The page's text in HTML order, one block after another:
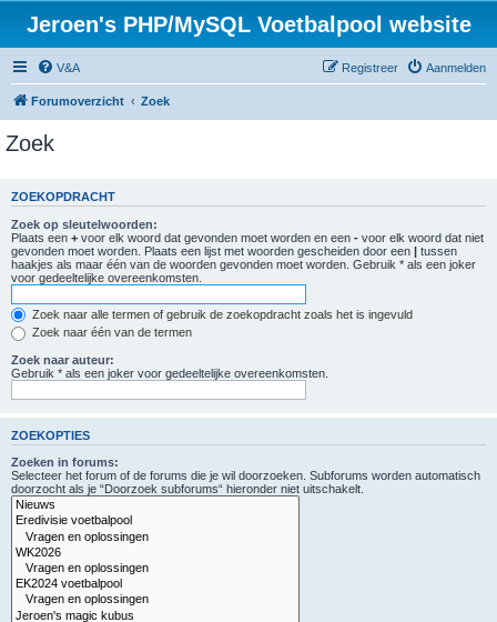
Jeroen's PHP/MySQL Voetbalpool website
V&A Aanmelden
Registreer
Forumoverzicht Zoek
Zoek
ZOEKOPDRACHT
Zoek op sleutelwoorden:
Plaats een + voor elk woord dat gevonden moet worden en een - voor elk woord dat niet
gevonden moet worden. Plaats een lijst met woorden gescheiden door een | tussen
haakjes als maar één van de woorden gevonden moet worden. Gebruik * als een joker
voor gedeeltelijke overeenkomsten.
Zoek naar alle termen of gebruik de zoekopdracht zoals het is ingevuld
Zoek naar één van de termen
Zoek naar auteur:
Gebruik * als een joker voor gedeeltelijke overeenkomsten.
ZOEKOPTIES
Zoeken in forums:
Selecteer het forum of de forums die je wil doorzoeken. Subforums worden automatisch
doorzocht als je “Doorzoek subforums“ hieronder niet uitschakelt.